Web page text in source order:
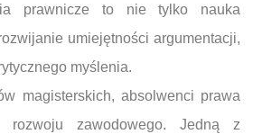
prawnicze to nie tylko nauka
umiejętności argumentacji,
myślenia.
magisterskich, absolwenci prawa
zawodowego. Jedną z